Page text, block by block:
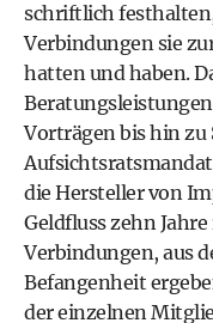
schriftlich
Verbindungen sie
hatten und haben.
Vorträgen bis hin zu
die Hersteller von
Geldfluss zehn
Verbindungen, aus
Befangenheit
der einzelnen